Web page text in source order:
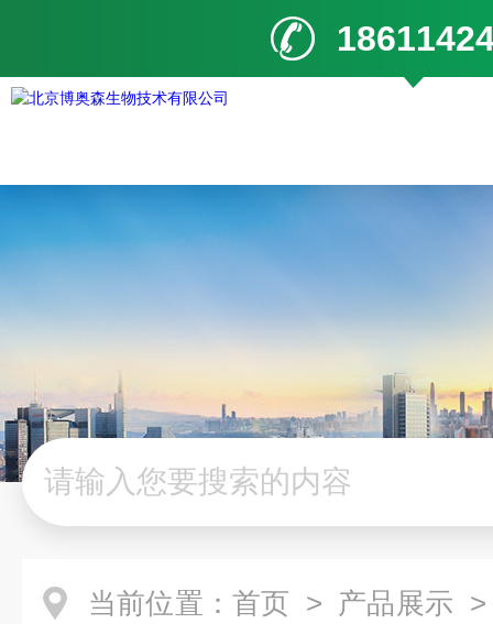
当前位置： 首页 > 产品展示